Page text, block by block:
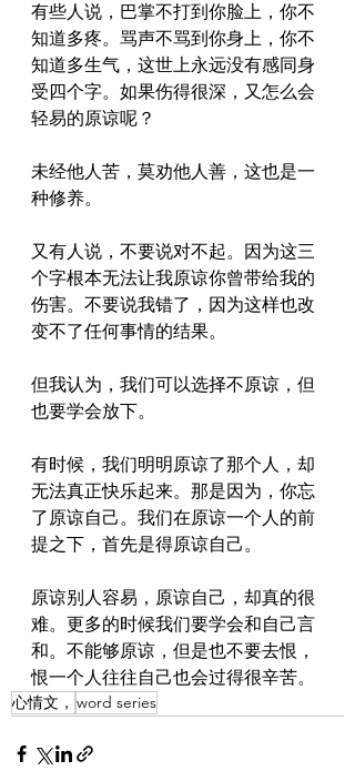
有些人说，巴掌不打到你脸上，你不
知道多疼。骂声不骂到你身上，你不
知道多生气，这世上永远没有感同身
受四个字。如果伤得很深，又怎么会
轻易的原谅呢？
未经他人苦，莫劝他人善，这也是一
种修养。
又有人说，不要说对不起。因为这三
个字根本无法让我原谅你曾带给我的
伤害。不要说我错了，因为这样也改
变不了任何事情的结果。
但我认为，我们可以选择不原谅，但
也要学会放下。
有时候，我们明明原谅了那个人，却
无法真正快乐起来。那是因为，你忘
了原谅自己。我们在原谅一个人的前
提之下，首先是得原谅自己。
原谅别人容易，原谅自己，却真的很
难。更多的时候我们要学会和自己言
和。不能够原谅，但是也不要去恨，
恨一个人往往自己也会过得很辛苦。
心情文， word series